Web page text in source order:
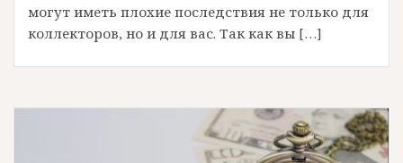
могут иметь плохие последствия не только для
коллекторов, но и для вас. Так как вы […]